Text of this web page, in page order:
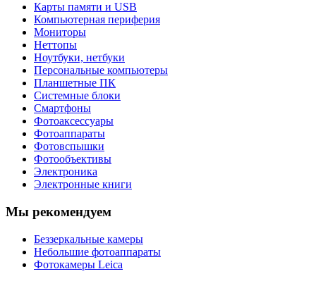
Карты памяти и USB
Компьютерная периферия
Мониторы
Неттопы
Ноутбуки, нетбуки
Персональные компьютеры
Планшетные ПК
Системные блоки
Смартфоны
Фотоаксессуары
Фотоаппараты
Фотовспышки
Фотообъективы
Электроника
Электронные книги
Мы рекомендуем
Беззеркальные камеры
Небольшие фотоаппараты
Фотокамеры Leica